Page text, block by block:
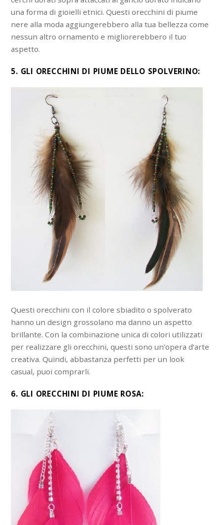
una forma di gioielli etnici. Questi orecchini di piume
nere alla moda aggiungerebbero alla tua bellezza come
nessun altro ornamento e migliorerebbero il tuo
aspetto.
5. GLI ORECCHINI DI PIUME DELLO SPOLVERINO:
Questi orecchini con il colore sbiadito o spolverato
hanno un design grossolano ma danno un aspetto
brillante. Con la combinazione unica di colori utilizzati
per realizzare gli orecchini, questi sono un’opera d’arte
creativa. Quindi, abbastanza perfetti per un look
casual, puoi comprarli.
6. GLI ORECCHINI DI PIUME ROSA: